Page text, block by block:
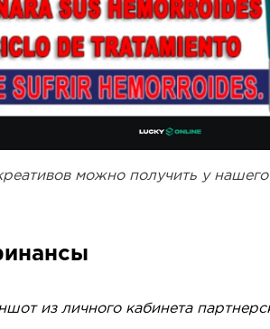
можно получить у
из личного кабинета